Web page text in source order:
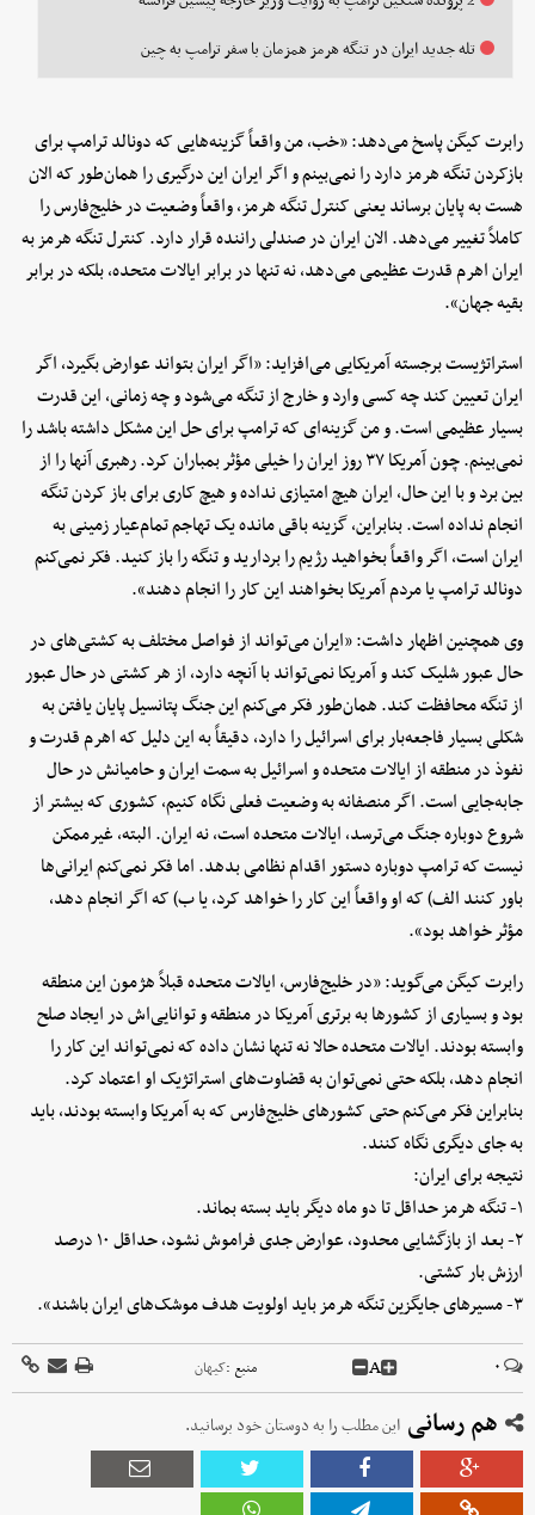
تله جدید ایران در تنگه هرمز همزمان با سفر ترامپ به چین
رابرت کیگن پاسخ می‌دهد: «خب، من واقعاً گزینه‌هایی که دونالد ترامپ برای
بازکردن تنگه هرمز دارد را نمی‌بینم و اگر ایران این درگیری را همان‌طور که الان
هست به پایان برساند یعنی کنترل تنگه هرمز، واقعاً وضعیت در خلیج‌فارس را
کاملاً تغییر می‌دهد. الان ایران در صندلی راننده قرار دارد. کنترل تنگه هرمز به
ایران اهرم قدرت عظیمی می‌دهد، نه تنها در برابر ایالات متحده، بلکه در برابر
بقیه جهان».
استراتژیست برجسته آمریکایی می‌افزاید: «اگر ایران بتواند عوارض بگیرد، اگر
ایران تعیین کند چه کسی وارد و خارج از تنگه می‌شود و چه زمانی، این قدرت
بسیار عظیمی است. و من گزینه‌ای که ترامپ برای حل این مشکل داشته باشد را
نمی‌بینم. چون آمریکا ۳۷ روز ایران را خیلی مؤثر بمباران کرد. رهبری آنها را از
بین برد و با این حال، ایران هیچ امتیازی نداده و هیچ کاری برای باز کردن تنگه
انجام نداده‌ است. بنابراین، گزینه‌ باقی مانده یک تهاجم تمام‌عیار زمینی به
ایران است، اگر واقعاً بخواهید رژیم را بردارید و تنگه را باز کنید. فکر نمی‌کنم
دونالد ترامپ یا مردم آمریکا بخواهند این کار را انجام دهند».
وی همچنین اظهار داشت: «ایران می‌تواند از فواصل مختلف به کشتی‌های در
حال عبور شلیک کند و آمریکا نمی‌تواند با آنچه دارد، از هر کشتی در حال عبور
از تنگه محافظت کند. همان‌طور فکر می‌کنم این جنگ پتانسیل پایان یافتن به
شکلی بسیار فاجعه‌بار برای اسرائیل را دارد، دقیقاً به این دلیل که اهرم قدرت و
نفوذ در منطقه از ایالات متحده و اسرائیل به سمت ایران و حامیانش در حال
جابه‌جایی است. اگر منصفانه به وضعیت فعلی نگاه کنیم، کشوری که بیشتر از
شروع دوباره جنگ می‌ترسد، ایالات متحده است، نه ایران. البته، غیرممکن
نیست که ترامپ دوباره دستور اقدام نظامی بدهد. اما فکر نمی‌کنم ایرانی‌ها
باور کنند الف) که او واقعاً این کار را خواهد کرد، یا ب) که اگر انجام دهد،
مؤثر خواهد بود».
رابرت کیگن می‌گوید: «در خلیج‌فارس، ایالات متحده قبلاً هژمون این منطقه
بود و بسیاری از کشورها به برتری آمریکا در منطقه و توانایی‌اش در ایجاد صلح
وابسته بودند. ایالات متحده حالا نه تنها نشان داده که نمی‌تواند این کار را
انجام دهد، بلکه حتی نمی‌توان به قضاوت‌های استراتژیک او اعتماد کرد.
بنابراین فکر می‌کنم حتی کشورهای خلیج‌فارس که به آمریکا وابسته بودند، باید
به جای دیگری نگاه کنند.
نتیجه برای ایران:
۱- تنگه هرمز حداقل تا دو ماه دیگر باید بسته بماند.
۲- بعد از بازگشایی محدود، عوارض جدی فراموش نشود، حداقل ۱۰ درصد
ارزش بار کشتی.
۳- مسیرهای جایگزین تنگه هرمز باید اولویت هدف موشک‌های ایران باشند».
۰ A منبع :کیهان
هم رسانی این مطلب را به دوستان خود برسانید.